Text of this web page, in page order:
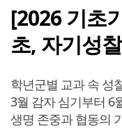
[2026 기초
초, 자기성
학년군별 교과 속 성
3월 감자 심기부터 6
생명 존중과 협동의